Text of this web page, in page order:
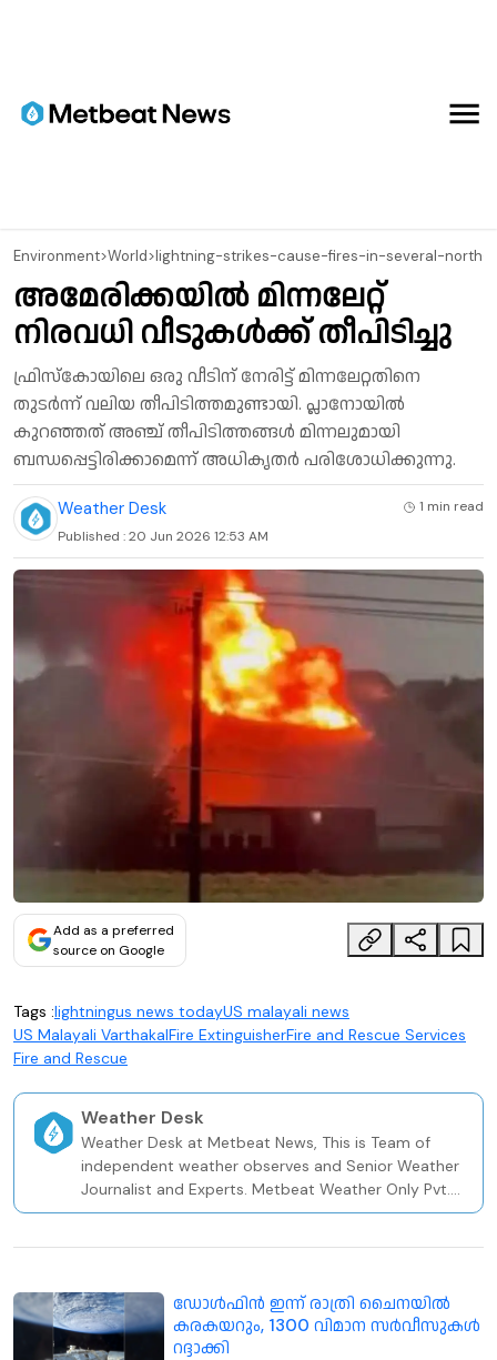
Environment>World>lightning-strikes-cause-fires-in-several-north-
അമേരിക്കയിൽ മിന്നലേറ്റ്
നിരവധി വീടുകൾക്ക് തീപിടിച്ചു
ഫ്രിസ്കോയിലെ ഒരു വീടിന് നേരിട്ട് മിന്നലേറ്റതിനെ
തുടർന്ന് വലിയ തീപിടിത്തമുണ്ടായി. പ്ലാനോയിൽ
കുറഞ്ഞത് അഞ്ച് തീപിടിത്തങ്ങൾ മിന്നലുമായി
ബന്ധപ്പെട്ടിരിക്കാമെന്ന് അധികൃതർ പരിശോധിക്കുന്നു.
Weather Desk 1 min read
Published :20 Jun 2026 12:53 AM
Add as a preferred
source on Google
Tags :lightningus news todayUS malayali news
US Malayali VarthakalFire ExtinguisherFire and Rescue Services
Fire and Rescue
Weather Desk
Weather Desk at Metbeat News, This is Team of
independent weather observes and Senior Weather
Journalist and Experts. Metbeat Weather Only Pvt.
Weather and Climate Risk Firm In Kerala Since 2020.
ഡോൾഫിൻ ഇന്ന് രാത്രി ചൈനയിൽ
കരകയറും, 1300 വിമാന സർവീസുകൾ
റദ്ദാക്കി